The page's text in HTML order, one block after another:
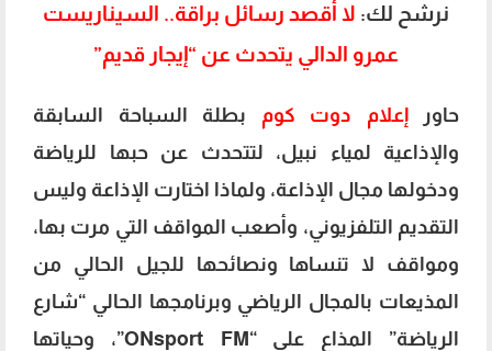
نرشح لك: لا أقصد رسائل براقة.. السيناريست
عمرو الدالي يتحدث عن “إيجار قديم”
حاورإعلام دوت كوم
بطلة السباحة السابقة
والإذاعية لمياء نبيل، لتتحدث عن حبها للرياضة
ودخولها مجال الإذاعة، ولماذا اختارت الإذاعة وليس
التقديم التلفزيوني، وأصعب المواقف التي مرت بها،
ومواقف لا تنساها ونصائحها للجيل الحالي من
المذيعات بالمجال الرياضي وبرنامجها الحالي “شارع
الرياضة” المذاع على “ONsport FM”، وحياتها